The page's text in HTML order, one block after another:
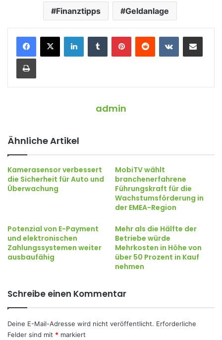
Finanztipps Geldanlage
admin
Ähnliche Artikel
Kamerasensor verbessert
die Sicherheit für Auto und
Überwachung
MobiTV wählt
branchenerfahrene
Führungskraft für die
Wachstumsförderung in
der EMEA-Region
Potenzial von E-Payment
und elektronischen
Zahlungssystemen weiter
ausbaufähig
Mehr als die Hälfte der
Betriebe würde
Mehrkosten in Höhe von
über 50 Prozent in Kauf
nehmen
Schreibe einen Kommentar
Deine E-Mail-Adresse wird nicht veröffentlicht. Erforderliche
Felder sind mit * markiert